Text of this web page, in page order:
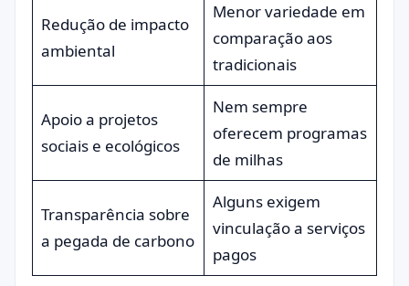
Redução de impacto
ambiental
Menor variedade em
comparação aos
tradicionais
Apoio a projetos
sociais e ecológicos
Nem sempre
oferecem programas
de milhas
Transparência sobre
a pegada de carbono
Alguns exigem
vinculação a serviços
pagos